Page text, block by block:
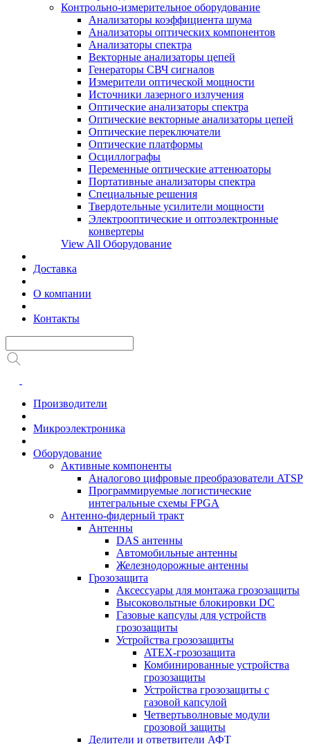
Контрольно-измерительное оборудование
Анализаторы коэффициента шума
Анализаторы оптических компонентов
Анализаторы спектра
Векторные анализаторы цепей
Генераторы СВЧ сигналов
Измерители оптической мощности
Источники лазерного излучения
Оптические анализаторы спектра
Оптические векторные анализаторы цепей
Оптические переключатели
Оптические платформы
Осциллографы
Переменные оптические аттенюаторы
Портативные анализаторы спектра
Специальные решения
Твердотельные усилители мощности
Электрооптические и оптоэлектронные
конвертеры
View All Оборудование
Доставка
О компании
Контакты
Производители
Микроэлектроника
Оборудование
Активные компоненты
Аналогово цифровые преобразователи ATSP
Программируемые логистические
интегральные схемы FPGA
Антенно-фидерный тракт
Антенны
DAS антенны
Автомобильные антенны
Железнодорожные антенны
Грозозащита
Аксессуары для монтажа грозозащиты
Высоковольтные блокировки DC
Газовые капсулы для устройств
грозозащиты
Устройства грозозащиты
ATEX-грозозащита
Комбинированные устройства
грозозащиты
Устройства грозозащиты с
газовой капсулой
Четвертьволновые модули
грозовой защиты
Делители и ответвители АФТ